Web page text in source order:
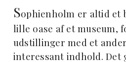
Sophienholm er altid et
lille oase af et museum,
udstillinger med et
interessant indhold. Det